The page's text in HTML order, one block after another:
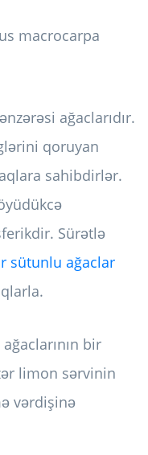
macrocarpa
ağaclarıdır.
qoruyan
sahibdirlər.
Sürətlə
sütunlu ağaclar
bir
limon sərvinin
vərdişinə